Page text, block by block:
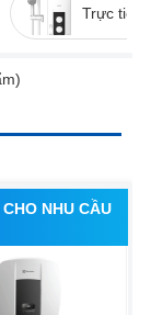
Trực tiếp
NHU CẦU